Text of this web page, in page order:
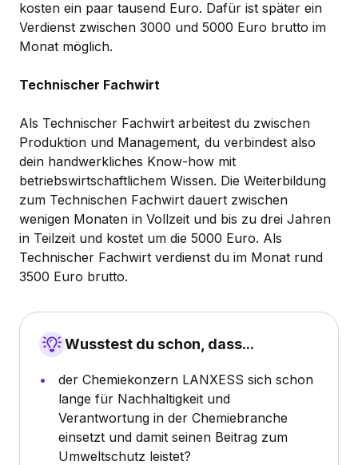
kosten ein paar tausend Euro. Dafür ist später ein
Verdienst zwischen 3000 und 5000 Euro brutto im
Monat möglich.
Technischer Fachwirt
Als Technischer Fachwirt arbeitest du zwischen
Produktion und Management, du verbindest also
dein handwerkliches Know-how mit
betriebswirtschaftlichem Wissen. Die Weiterbildung
zum Technischen Fachwirt dauert zwischen
wenigen Monaten in Vollzeit und bis zu drei Jahren
in Teilzeit und kostet um die 5000 Euro. Als
Technischer Fachwirt verdienst du im Monat rund
3500 Euro brutto.
Wusstest du schon, dass...
der Chemiekonzern LANXESS sich schon
lange für Nachhaltigkeit und
Verantwortung in der Chemiebranche
einsetzt und damit seinen Beitrag zum
Umweltschutz leistet?